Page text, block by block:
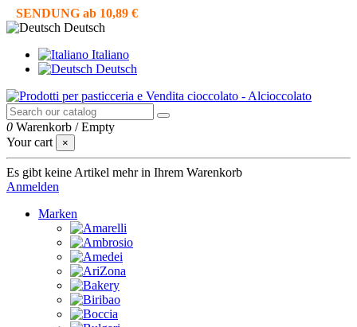
SENDUNG ab 10,89 €
Deutsch
Italiano
Deutsch
0 Warenkorb /Empty
Your cart
×
Es gibt keine Artikel mehr in Ihrem Warenkorb
Anmelden
Marken